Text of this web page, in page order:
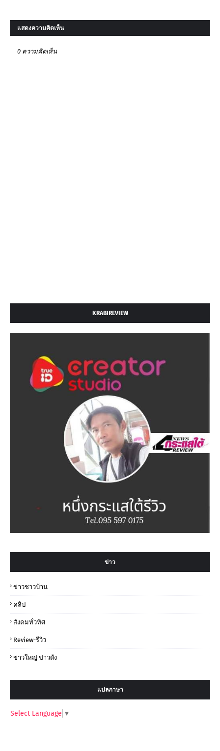
แสดงความคิดเห็น
0 ความคิดเห็น
KRABIREVIEW
ข่าว
ข่าวชาวบ้าน
คลิป
สังคมทั่วทิศ
Review-รีวิว
ข่าวใหญ่ ข่าวดัง
แปลภาษา
Select Language ▼